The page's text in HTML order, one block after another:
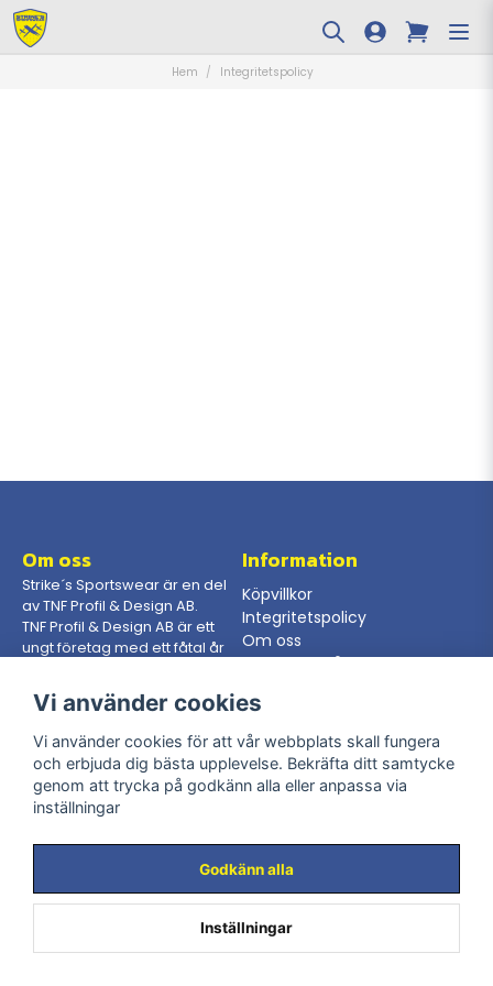
Hem Integritetspolicy
Om oss
Strike´s Sportswear är en del
av TNF Profil & Design AB.
TNF Profil & Design AB är ett
ungt företag med ett fåtal år
som jobbar här en mångårig
erfarenhet från branschen.
Information
Köpvillkor
Integritetspolicy
Om oss
Gör en förfrågan
Kontakta oss
Telefon: 08-400 205 65
info@strikessportswear.se
Adress: Råsundavägen 116,
Följ oss
Vi använder cookies
Vi använder cookies för att vår webbplats skall fungera
och erbjuda dig bästa upplevelse. Bekräfta ditt samtycke
genom att trycka på godkänn alla eller anpassa via
inställningar
Godkänn alla
Inställningar